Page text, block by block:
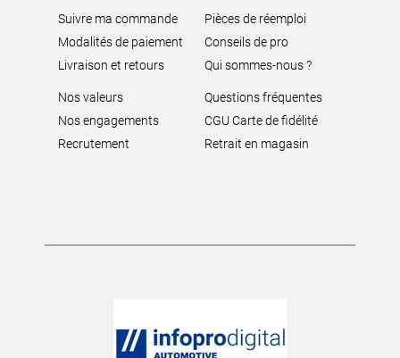
Suivre ma commande
Modalités de paiement
Livraison et retours
Pièces de réemploi
Conseils de pro
Qui sommes-nous ?
Nos valeurs
Nos engagements
Recrutement
Questions fréquentes
CGU Carte de fidélité
Retrait en magasin